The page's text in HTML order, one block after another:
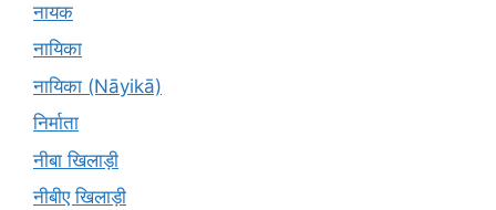
नायक
नायिका
नायिका (Nāyikā)
निर्माता
नीबा खिलाड़ी
नीबीए खिलाड़ी